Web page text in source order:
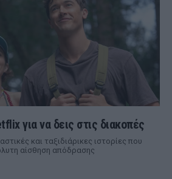
για να δεις στις διακοπές
και ταξιδιάρικες ιστορίες που
αίσθηση απόδρασης